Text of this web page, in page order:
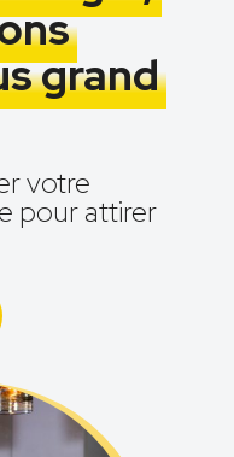
grand
votre
pour attirer